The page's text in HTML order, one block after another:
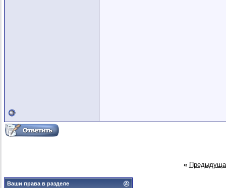
«
Ваши права в разделе